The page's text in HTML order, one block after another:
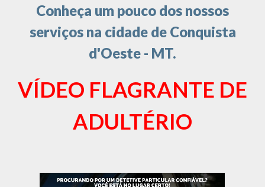
Conheça um pouco dos nossos
serviços na cidade de Conquista
d'Oeste - MT.
VÍDEO FLAGRANTE DE
ADULTÉRIO